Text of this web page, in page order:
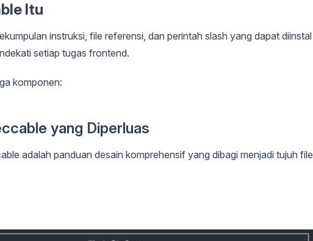
Itu
instruksi, file referensi, dan perintah slash yang dapat diinstal
setiap tugas frontend.
komponen:
yang Diperluas
adalah panduan desain komprehensif yang dibagi menjadi tujuh file